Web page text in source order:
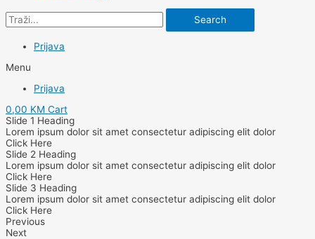
Search
Prijava
Menu
Prijava
0,00 KM Cart
Slide 1 Heading
Lorem ipsum dolor sit amet consectetur adipiscing elit dolor
Click Here
Slide 2 Heading
Lorem ipsum dolor sit amet consectetur adipiscing elit dolor
Click Here
Slide 3 Heading
Lorem ipsum dolor sit amet consectetur adipiscing elit dolor
Click Here
Previous
Next